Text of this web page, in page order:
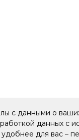
с данными о
данных с
удобнее для вас –